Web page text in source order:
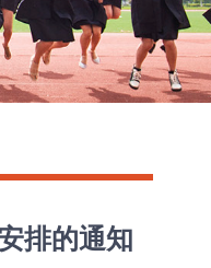
排的通知